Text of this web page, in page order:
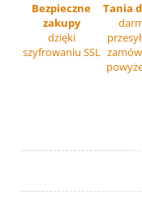
Bezpieczne
zakupy
dzięki
szyfrowaniu SSL
Tania